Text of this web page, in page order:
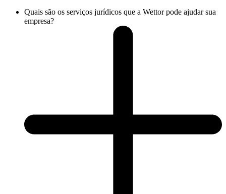
Quais são os serviços jurídicos que a Wettor pode ajudar sua
empresa?